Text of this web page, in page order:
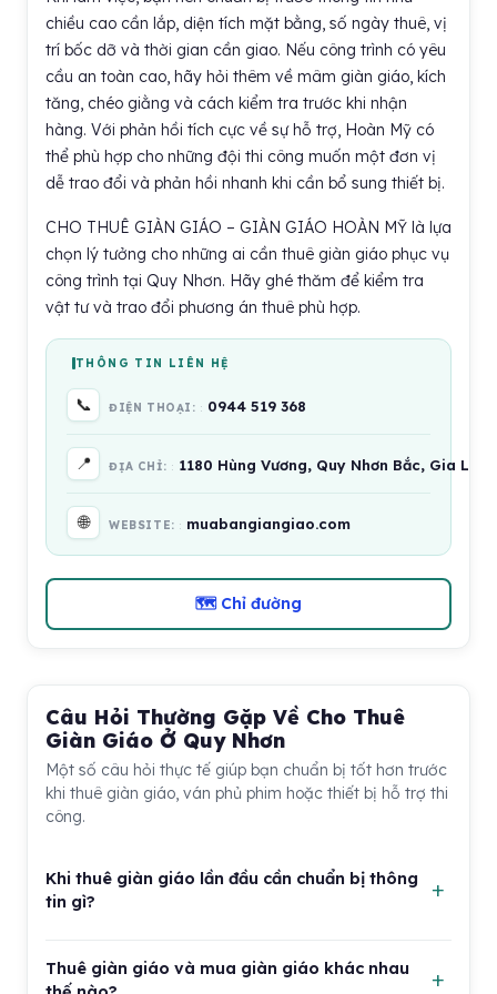
chiều cao cần lắp, diện tích mặt bằng, số ngày thuê, vị
trí bốc dỡ và thời gian cần giao. Nếu công trình có yêu
cầu an toàn cao, hãy hỏi thêm về mâm giàn giáo, kích
tăng, chéo giằng và cách kiểm tra trước khi nhận
hàng. Với phản hồi tích cực về sự hỗ trợ, Hoàn Mỹ có
thể phù hợp cho những đội thi công muốn một đơn vị
dễ trao đổi và phản hồi nhanh khi cần bổ sung thiết bị.
CHO THUÊ GIÀN GIÁO – GIÀN GIÁO HOÀN MỸ là lựa
chọn lý tưởng cho những ai cần thuê giàn giáo phục vụ
công trình tại Quy Nhơn. Hãy ghé thăm để kiểm tra
vật tư và trao đổi phương án thuê phù hợp.
THÔNG TIN LIÊN HỆ
📞 ĐIỆN THOẠI: 0944 519 368
📍 ĐỊA CHỈ: 1180 Hùng Vương, Quy Nhơn Bắc, Gia Lai
🌐 WEBSITE: muabangiangiao.com
🗺 Chỉ đường
Câu Hỏi Thường Gặp Về Cho Thuê
Giàn Giáo Ở Quy Nhơn
Một số câu hỏi thực tế giúp bạn chuẩn bị tốt hơn trước
khi thuê giàn giáo, ván phủ phim hoặc thiết bị hỗ trợ thi
công.
Khi thuê giàn giáo lần đầu cần chuẩn bị thông
tin gì?
bằng, số ngày dự kiến sử dụng và vị trí công trình.
Thuê giàn giáo và mua giàn giáo khác nhau